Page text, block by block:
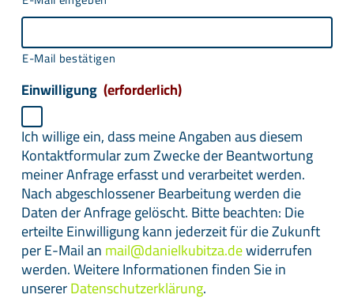
E-Mail bestätigen
Einwilligung (erforderlich)
Ich willige ein, dass meine Angaben aus diesem
Kontaktformular zum Zwecke der Beantwortung
meiner Anfrage erfasst und verarbeitet werden.
Nach abgeschlossener Bearbeitung werden die
Daten der Anfrage gelöscht. Bitte beachten: Die
erteilte Einwilligung kann jederzeit für die Zukunft
per E-Mail anmail@danielkubitza.dewiderrufen
werden. Weitere Informationen finden Sie in
unsererDatenschutzerklärung.